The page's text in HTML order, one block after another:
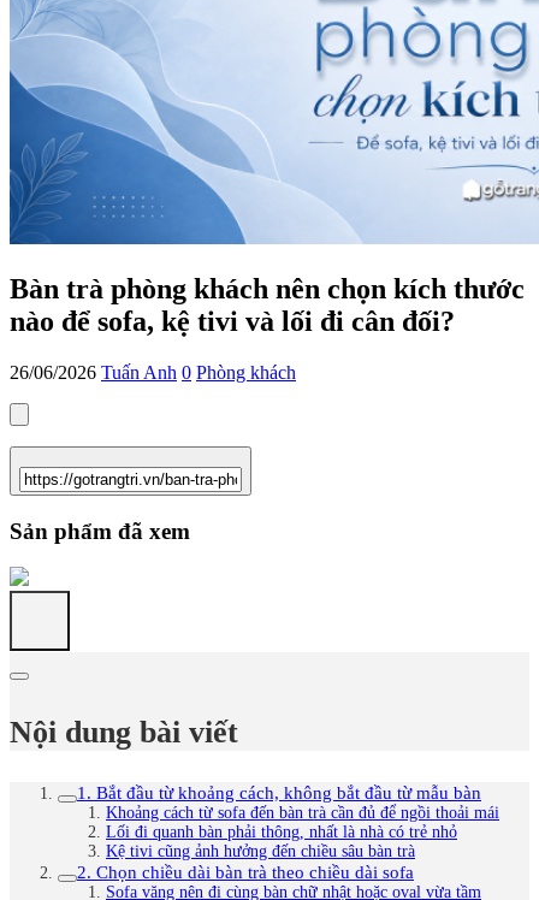
Bàn trà phòng khách nên chọn kích thước
nào để sofa, kệ tivi và lối đi cân đối?
26/06/2026 Tuấn Anh 0 Phòng khách
Sản phẩm đã xem
Nội dung bài viết
1. Bắt đầu từ khoảng cách, không bắt đầu từ mẫu bàn
Khoảng cách từ sofa đến bàn trà cần đủ để ngồi thoải mái
Lối đi quanh bàn phải thông, nhất là nhà có trẻ nhỏ
Kệ tivi cũng ảnh hưởng đến chiều sâu bàn trà
2. Chọn chiều dài bàn trà theo chiều dài sofa
Sofa văng nên đi cùng bàn chữ nhật hoặc oval vừa tầm